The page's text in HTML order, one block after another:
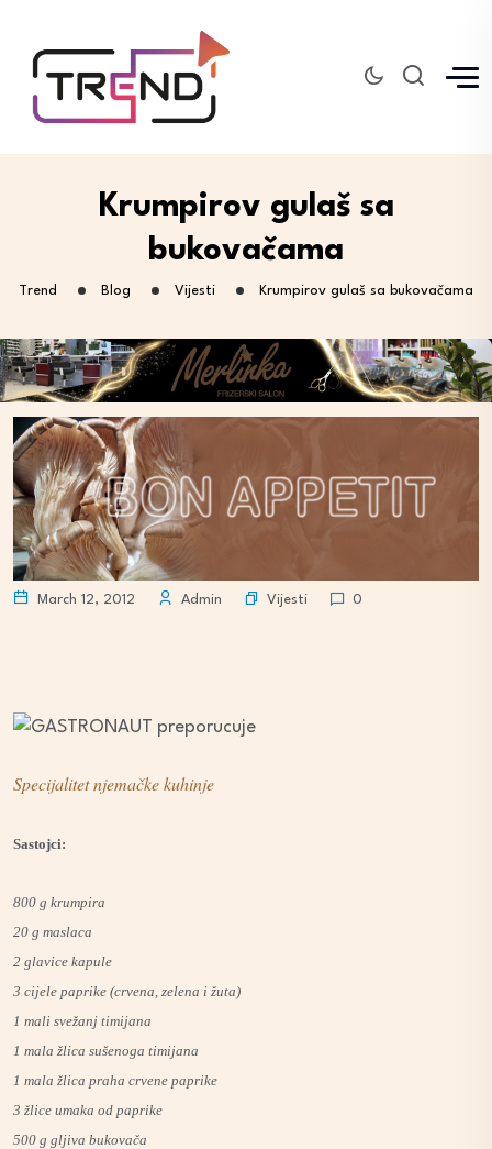
Krumpirov gulaš sa
bukovačama
Trend Blog Vijesti Krumpirov gulaš sa bukovačama
March 12, 2012 Admin Vijesti 0
Specijalitet njemačke kuhinje
Sastojci:
800 g krumpira
20 g maslaca
2 glavice kapule
3 cijele paprike (crvena, zelena i žuta)
1 mali svežanj timijana
1 mala žlica sušenoga timijana
1 mala žlica praha crvene paprike
3 žlice umaka od paprike
500 g gljiva bukovača